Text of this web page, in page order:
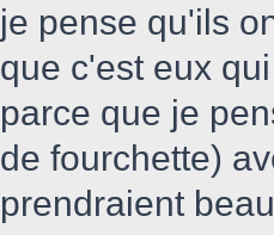
je pense qu'ils
que c'est eux
parce que je
de fourchette)
prendraient